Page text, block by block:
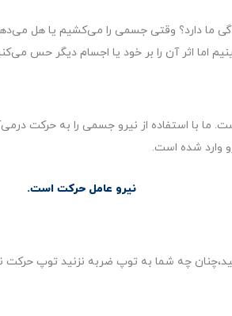
ما دارد؟ وقتی جسمی را می‌کشیم یا هل
اما اثر آن را بر خود یا اجسام دیگر حس
ما با استفاده از نیرو جسمی را به حرکت
وارد شده است.
نیرو عامل حرکت است.
چه شما به توپ ضربه نزنید توپ حرکت